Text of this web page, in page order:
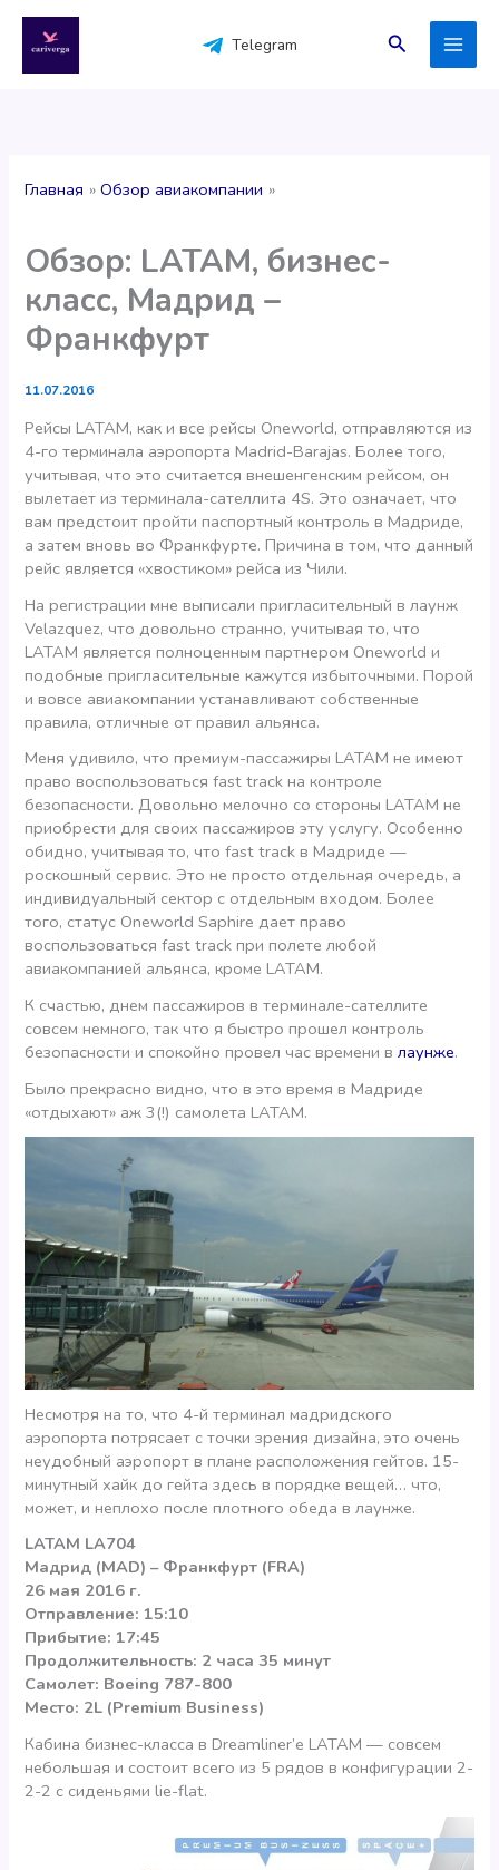
содержимому
Telegram Поиск
Главная Обзор авиакомпании
Обзор: LATAM, бизнес-
класс, Мадрид –
Франкфурт
11.07.2016
Рейсы LATAM, как и все рейсы Oneworld, отправляются из
4-го терминала аэропорта Madrid-Barajas. Более того,
учитывая, что это считается внешенгенским рейсом, он
вылетает из терминала-сателлита 4S. Это означает, что
вам предстоит пройти паспортный контроль в Мадриде,
а затем вновь во Франкфурте. Причина в том, что данный
рейс является «хвостиком» рейса из Чили.
На регистрации мне выписали пригласительный в лаунж
Velazquez, что довольно странно, учитывая то, что
LATAM является полноценным партнером Oneworld и
подобные пригласительные кажутся избыточными. Порой
и вовсе авиакомпании устанавливают собственные
правила, отличные от правил альянса.
Меня удивило, что премиум-пассажиры LATAM не имеют
право воспользоваться fast track на контроле
безопасности. Довольно мелочно со стороны LATAM не
приобрести для своих пассажиров эту услугу. Особенно
обидно, учитывая то, что fast track в Мадриде —
роскошный сервис. Это не просто отдельная очередь, а
индивидуальный сектор с отдельным входом. Более
того, статус Oneworld Saphire дает право
воспользоваться fast track при полете любой
авиакомпанией альянса, кроме LATAM.
К счастью, днем пассажиров в терминале-сателлите
совсем немного, так что я быстро прошел контроль
безопасности и спокойно провел час времени влаунже.
Было прекрасно видно, что в это время в Мадриде
«отдыхают» аж 3(!) самолета LATAM.
Несмотря на то, что 4-й терминал мадридского
аэропорта потрясает с точки зрения дизайна, это очень
неудобный аэропорт в плане расположения гейтов. 15-
минутный хайк до гейта здесь в порядке вещей… что,
может, и неплохо после плотного обеда в лаунже.
LATAM LA704
Мадрид (MAD) – Франкфурт (FRA)
26 мая 2016 г.
Отправление: 15:10
Прибытие: 17:45
Продолжительность: 2 часа 35 минут
Самолет: Boeing 787-800
Место: 2L (Premium Business)
Кабина бизнес-класса в Dreamliner’е LATAM — совсем
небольшая и состоит всего из 5 рядов в конфигурации 2-
2-2 с сиденьями lie-flat.